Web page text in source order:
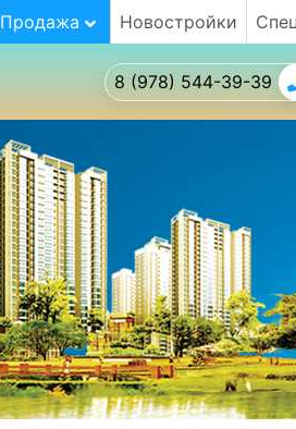
Продажа Новостройки
8 (978) 544-39-39